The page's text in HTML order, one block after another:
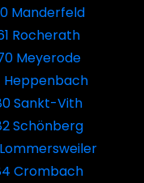
Manderfeld
Rocherath
Meyerode
Heppenbach
Sankt-Vith
Schönberg
Crombach